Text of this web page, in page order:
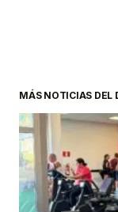
MÁS NOTICIAS DEL